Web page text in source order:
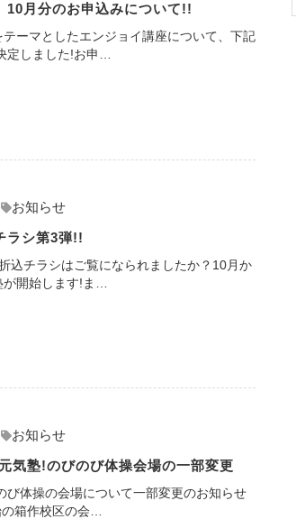
10月分のお申込みについて!!
テーマとしたエンジョイ講座について、下記
定しました!お申…
お知らせ
ラシ第3弾!!
込チラシはご覧になられましたか？10月か
開始します!ま…
お知らせ
気塾!のびのび体操会場の一部変更
び体操の会場について一部変更のお知らせ
箱作校区の会…